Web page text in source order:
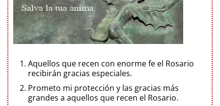
Aquellos que recen con enorme fe el Rosario
recibirán gracias especiales.
Prometo mi protección y las gracias más
grandes a aquellos que recen el Rosario.